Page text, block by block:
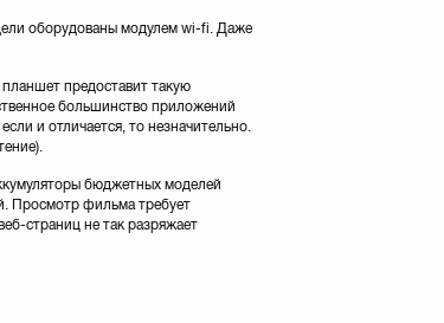
оборудованы модулем wi-fi. Даже
предоставит такую
большинство приложений
и отличается, то незначительно.
бюджетных моделей
Просмотр фильма требует
страниц не так разряжает